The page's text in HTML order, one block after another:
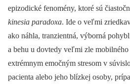
epizodické fenomény, ktoré sú
kinesia paradoxa. Ide o veľmi
ako náhla, tranzientná, výborná
a behu u dovtedy veľmi zle mobilného
extrémnym emočným stresom v
pacienta alebo jeho blízkej osoby,